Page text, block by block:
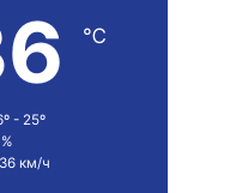
℃
- 25º
км/ч